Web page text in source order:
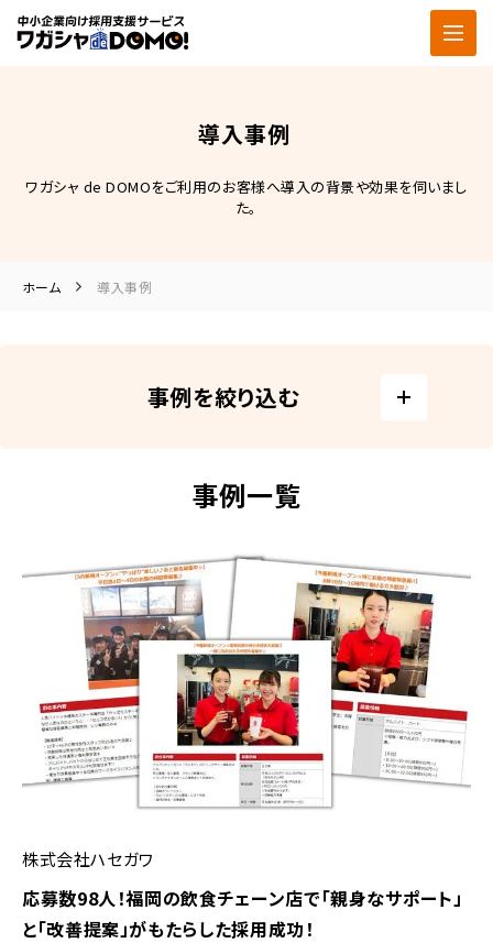
導入事例
ワガシャ de DOMOをご利用のお客様へ導入の背景や効果を伺いまし
た。
ホーム 導入事例
事例を絞り込む
事例一覧
株式会社ハセガワ
応募数98人！福岡の飲食チェーン店で「親身なサポート」
と「改善提案」がもたらした採用成功！